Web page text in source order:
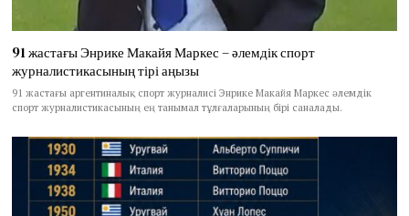
91 жастағы Энрике Макайя Маркес – әлемдік спорт
журналистикасының тірі аңызы
91 жастағы аргентиналық спорт журналисі Энрике Макайя Маркес әлемдік
спорт журналистикасының ең танымал тұлғаларының бірі саналады.